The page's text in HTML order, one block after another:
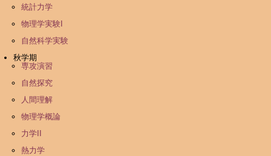
統計力学
物理学実験I
自然科学実験
秋学期
専攻演習
自然探究
人間理解
物理学概論
力学II
熱力学